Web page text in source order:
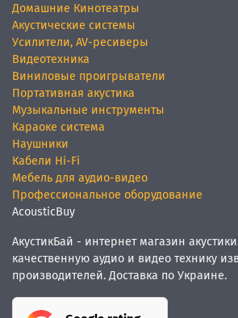
Домашние Кинотеатры
Акустические системы
Усилители, AV-ресиверы
Видеотехника
Виниловые проигрыватели
Портативная акустика
Музыкальные инструменты
Караоке система
Наушники
Кабели Hi-Fi
Мебель для аудио-видео
Профессиональное оборудование
AcousticBuy
АкустикБай - интернет магазин
качественную аудио и видео технику
производителей. Доставка по Украине.